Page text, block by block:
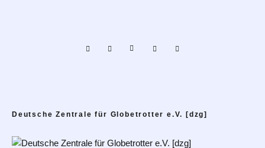
Deutsche Zentrale für Globetrotter e.V. [dzg]